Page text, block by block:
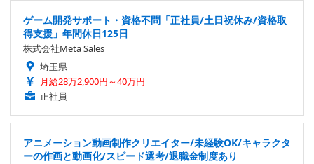
ゲーム開発サポート・資格不問「正社員/土日祝休み/資格取
得支援」年間休日125日
株式会社Meta Sales
埼玉県
月給28万2,900円～40万円
正社員
アニメーション動画制作クリエイター/未経験OK/キャラクタ
ーの作画と動画化/スピード選考/退職金制度あり